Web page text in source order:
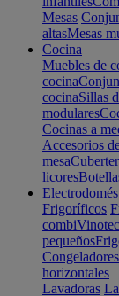
Mesas
altasMesas
Cocina
Muebles de
cocina
cocinaSillas
modulares
Cocinas a
Accesorios
mesa
licores
Frigoríficos
combi
pequeños
Congeladores
horizontales
Lavadoras